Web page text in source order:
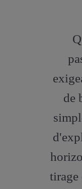
de
tirage